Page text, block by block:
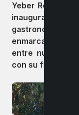
Yeber Rodríguez
inaugurar la
gastronomía
enmarcado en
entre nuestros
con su flora y